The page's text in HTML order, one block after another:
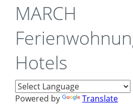
MARCH
Hotels
Powered by Translate